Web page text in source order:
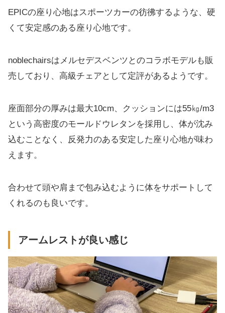
EPICの座り心地はスポーツカーの彷彿するような、硬
くて安定感のある座り心地です。
noblechairsはメルセデスベンツとのコラボモデルも販
売しており、高級チェアとして定評があるようです。
座面部分の厚みは最大10cm、クッションには55㎏/m3
という高密度のモールドウレタンを採用し、体が沈み
込むことなく、反発力のある安定した座り心地が味わ
えます。
合わせて頭や肩まで包み込むように体をサポートして
くれるのも良いです。
アームレストが良い感じ